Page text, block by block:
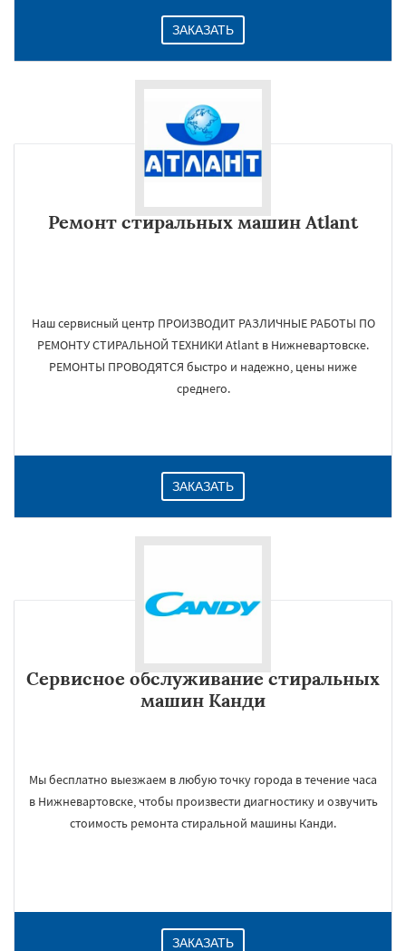
ЗАКАЗАТЬ
Ремонт стиральных машин Atlant
Наш сервисный центр ПРОИЗВОДИТ РАЗЛИЧНЫЕ РАБОТЫ ПО
РЕМОНТУ СТИРАЛЬНОЙ ТЕХНИКИ Atlant в Нижневартовске.
РЕМОНТЫ ПРОВОДЯТСЯ быстро и надежно, цены ниже
среднего.
ЗАКАЗАТЬ
Сервисное обслуживание стиральных
машин Канди
Мы бесплатно выезжаем в любую точку города в течение часа
в Нижневартовске, чтобы произвести диагностику и озвучить
стоимость ремонта стиральной машины Канди.
ЗАКАЗАТЬ